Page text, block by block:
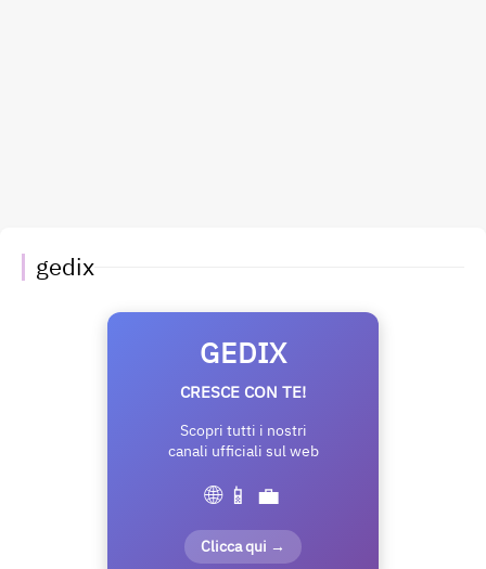
gedix
GEDIX
CRESCE CON TE!
Scopri tutti i nostri
canali ufficiali sul web
🌐 📱 💼
Clicca qui →